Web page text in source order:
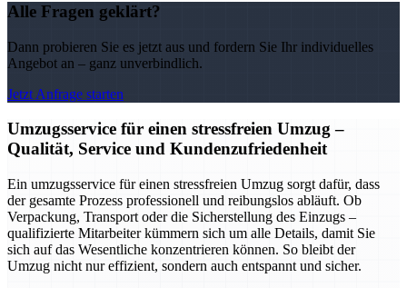
Alle Fragen geklärt?
Dann probieren Sie es jetzt aus und fordern Sie Ihr individuelles
Angebot an – ganz unverbindlich.
Jetzt Anfrage starten
Umzugsservice für einen stressfreien Umzug –
Qualität, Service und Kundenzufriedenheit
Ein umzugsservice für einen stressfreien Umzug sorgt dafür, dass
der gesamte Prozess professionell und reibungslos abläuft. Ob
Verpackung, Transport oder die Sicherstellung des Einzugs –
qualifizierte Mitarbeiter kümmern sich um alle Details, damit Sie
sich auf das Wesentliche konzentrieren können. So bleibt der
Umzug nicht nur effizient, sondern auch entspannt und sicher.